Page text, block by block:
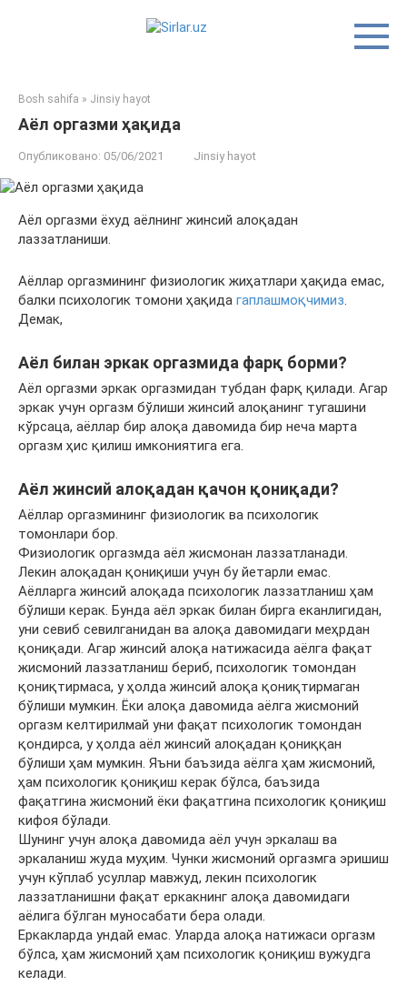
Bosh sahifa » Jinsiy hayot
Аёл оргазми ҳақида
Опубликовано: 05/06/2021 Jinsiy hayot
Аёл оргазми ёхуд аёлнинг жинсий алоқадан
лаззатланиши.
Аёллар оргазмининг физиологик жиҳатлари ҳақида емас,
балки психологик томони ҳақида гаплашмоқчимиз.
Демак,
Аёл билан эркак оргазмида фарқ борми?
Аёл оргазми эркак оргазмидан тубдан фарқ қилади. Агар
эркак учун оргазм бўлиши жинсий алоқанинг тугашини
кўрсаца, аёллар бир алоқа давомида бир неча марта
оргазм ҳис қилиш имкониятига ега.
Аёл жинсий алоқадан қачон қониқади?
Аёллар оргазмининг физиологик ва психологик
томонлари бор.
Физиологик оргазмда аёл жисмонан лаззатланади.
Лекин алоқадан қониқиши учун бу йетарли емас.
Аёлларга жинсий алоқада психологик лаззатланиш ҳам
бўлиши керак. Бунда аёл эркак билан бирга еканлигидан,
уни севиб севилганидан ва алоқа давомидаги меҳрдан
қониқади. Агар жинсий алоқа натижасида аёлга фақат
жисмоний лаззатланиш бериб, психологик томондан
қониқтирмаса, у ҳолда жинсий алоқа қониқтирмаган
бўлиши мумкин. Ёки алоқа давомида аёлга жисмоний
оргазм келтирилмай уни фақат психологик томондан
қондирса, у ҳолда аёл жинсий алоқадан қониққан
бўлиши ҳам мумкин. Яъни баъзида аёлга ҳам жисмоний,
ҳам психологик қониқиш керак бўлса, баъзида
фақатгина жисмоний ёки фақатгина психологик қониқиш
кифоя бўлади.
Шунинг учун алоқа давомида аёл учун эркалаш ва
эркаланиш жуда муҳим. Чунки жисмоний оргазмга эришиш
учун кўплаб усуллар мавжуд, лекин психологик
лаззатланишни фақат еркакнинг алоқа давомидаги
аёлига бўлган муносабати бера олади.
Еркакларда ундай емас. Уларда алоқа натижаси оргазм
бўлса, ҳам жисмоний ҳам психологик қониқиш вужудга
келади.